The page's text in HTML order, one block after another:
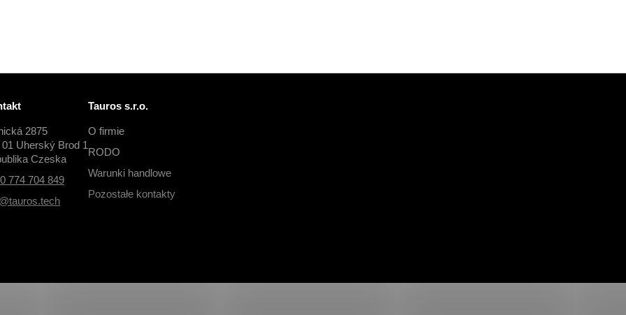
2875
01 Uherský Brod 1
Czeska
774 704 849
Tauros s.r.o.
O firmie
RODO
Warunki handlowe
Pozostałe kontakty